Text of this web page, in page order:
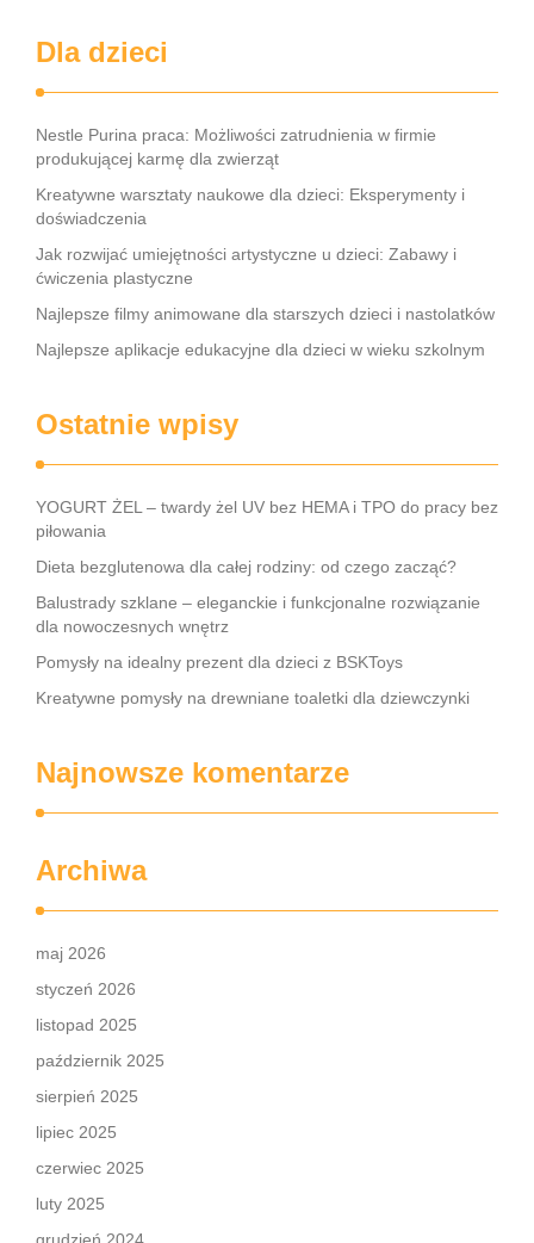
Dla dzieci
Nestle Purina praca: Możliwości zatrudnienia w firmie
produkującej karmę dla zwierząt
Kreatywne warsztaty naukowe dla dzieci: Eksperymenty i
doświadczenia
Jak rozwijać umiejętności artystyczne u dzieci: Zabawy i
ćwiczenia plastyczne
Najlepsze filmy animowane dla starszych dzieci i nastolatków
Najlepsze aplikacje edukacyjne dla dzieci w wieku szkolnym
Ostatnie wpisy
YOGURT ŻEL – twardy żel UV bez HEMA i TPO do pracy bez
piłowania
Dieta bezglutenowa dla całej rodziny: od czego zacząć?
Balustrady szklane – eleganckie i funkcjonalne rozwiązanie
dla nowoczesnych wnętrz
Pomysły na idealny prezent dla dzieci z BSKToys
Kreatywne pomysły na drewniane toaletki dla dziewczynki
Najnowsze komentarze
Archiwa
maj 2026
styczeń 2026
listopad 2025
październik 2025
sierpień 2025
lipiec 2025
czerwiec 2025
luty 2025